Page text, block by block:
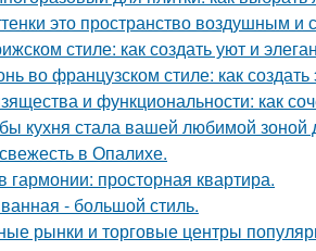
это пространство воздушным и
стиле: как создать уют и
во французском стиле: как
и функциональности: как
кухня стала вашей любимой зоной
в Опалихе.
гармонии: просторная квартира.
- большой стиль.
рынки и торговые центры